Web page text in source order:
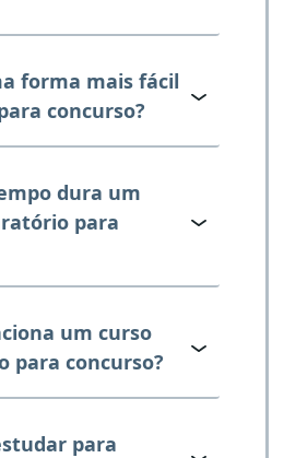
forma mais fácil
concurso?
dura um
para
um curso
para concurso?
para